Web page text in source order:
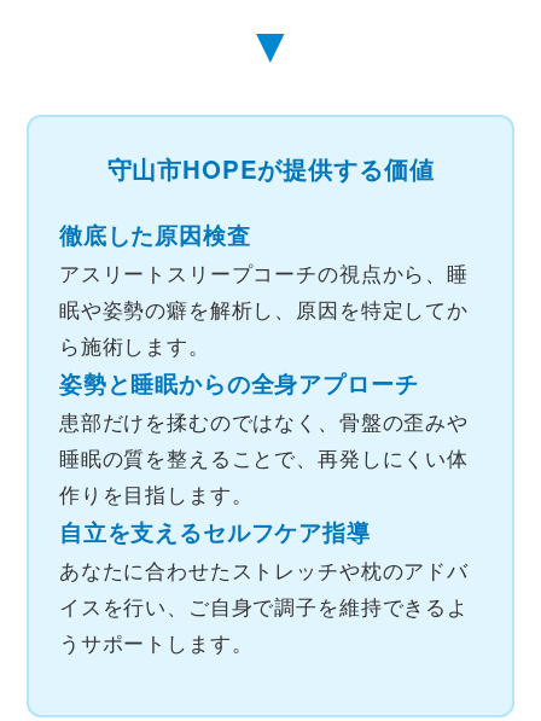
▼
守山市HOPEが提供する価値
徹底した原因検査
アスリートスリープコーチの視点から、睡
眠や姿勢の癖を解析し、原因を特定してか
ら施術します。
姿勢と睡眠からの全身アプローチ
患部だけを揉むのではなく、骨盤の歪みや
睡眠の質を整えることで、再発しにくい体
作りを目指します。
自立を支えるセルフケア指導
あなたに合わせたストレッチや枕のアドバ
イスを行い、ご自身で調子を維持できるよ
うサポートします。